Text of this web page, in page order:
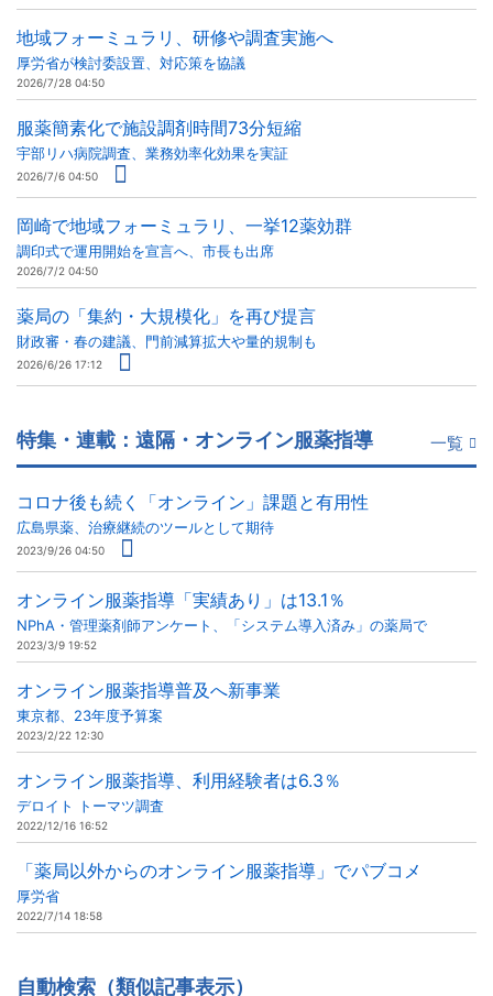
地域フォーミュラリ、研修や調査実施へ
厚労省が検討委設置、対応策を協議
2026/7/28 04:50
服薬簡素化で施設調剤時間73分短縮
宇部リハ病院調査、業務効率化効果を実証
2026/7/6 04:50
岡崎で地域フォーミュラリ、一挙12薬効群
調印式で運用開始を宣言へ、市長も出席
2026/7/2 04:50
薬局の「集約・大規模化」を再び提言
財政審・春の建議、門前減算拡大や量的規制も
2026/6/26 17:12
特集・連載：遠隔・オンライン服薬指導 一覧
コロナ後も続く「オンライン」課題と有用性
広島県薬、治療継続のツールとして期待
2023/9/26 04:50
オンライン服薬指導「実績あり」は13.1％
NPhA・管理薬剤師アンケート、「システム導入済み」の薬局で
2023/3/9 19:52
オンライン服薬指導普及へ新事業
東京都、23年度予算案
2023/2/22 12:30
オンライン服薬指導、利用経験者は6.3％
デロイト トーマツ調査
2022/12/16 16:52
「薬局以外からのオンライン服薬指導」でパブコメ
厚労省
2022/7/14 18:58
自動検索（類似記事表示）